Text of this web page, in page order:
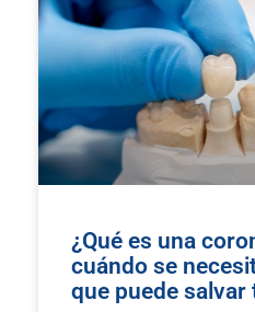
¿Qué es una
cuándo se
que puede salvar